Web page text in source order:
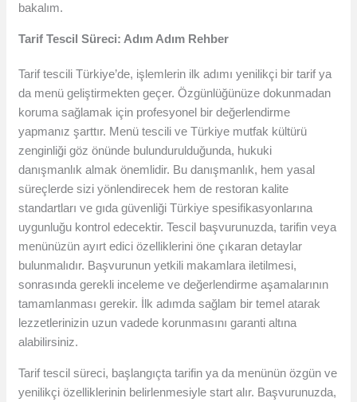
bakalım.
Tarif Tescil Süreci: Adım Adım Rehber
Tarif tescili Türkiye’de, işlemlerin ilk adımı yenilikçi bir tarif ya
da menü geliştirmekten geçer. Özgünlüğünüze dokunmadan
koruma sağlamak için profesyonel bir değerlendirme
yapmanız şarttır. Menü tescili ve Türkiye mutfak kültürü
zenginliği göz önünde bulundurulduğunda, hukuki
danışmanlık almak önemlidir. Bu danışmanlık, hem yasal
süreçlerde sizi yönlendirecek hem de restoran kalite
standartları ve gıda güvenliği Türkiye spesifikasyonlarına
uygunluğu kontrol edecektir. Tescil başvurunuzda, tarifin veya
menünüzün ayırt edici özelliklerini öne çıkaran detaylar
bulunmalıdır. Başvurunun yetkili makamlara iletilmesi,
sonrasında gerekli inceleme ve değerlendirme aşamalarının
tamamlanması gerekir. İlk adımda sağlam bir temel atarak
lezzetlerinizin uzun vadede korunmasını garanti altına
alabilirsiniz.
Tarif tescil süreci, başlangıçta tarifin ya da menünün özgün ve
yenilikçi özelliklerinin belirlenmesiyle start alır. Başvurunuzda,